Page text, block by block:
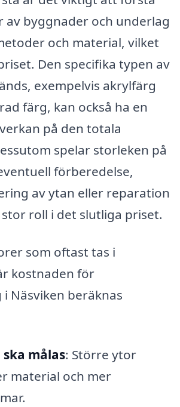
av byggnader och underlag
och material, vilket
Den specifika typen av
exempelvis akrylfärg
färg, kan också ha en
på den totala
spelar storleken på
förberedelse,
av ytan eller reparation
stor roll i det slutliga priset.
som oftast tas i
kostnaden för
Näsviken beräknas
målas: Större ytor
material och mer